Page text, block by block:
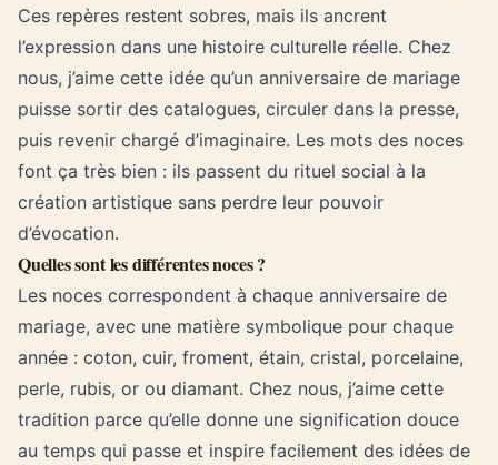
Ces repères restent sobres, mais ils ancrent
l’expression dans une histoire culturelle réelle. Chez
nous, j’aime cette idée qu’un anniversaire de mariage
puisse sortir des catalogues, circuler dans la presse,
puis revenir chargé d’imaginaire. Les mots des noces
font ça très bien : ils passent du rituel social à la
création artistique sans perdre leur pouvoir
d’évocation.
Quelles sont les différentes noces ?
Les noces correspondent à chaque anniversaire de
mariage, avec une matière symbolique pour chaque
année : coton, cuir, froment, étain, cristal, porcelaine,
perle, rubis, or ou diamant. Chez nous, j’aime cette
tradition parce qu’elle donne une signification douce
au temps qui passe et inspire facilement des idées de